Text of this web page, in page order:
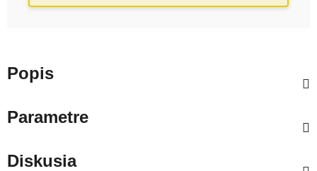
Popis
Parametre
Diskusia